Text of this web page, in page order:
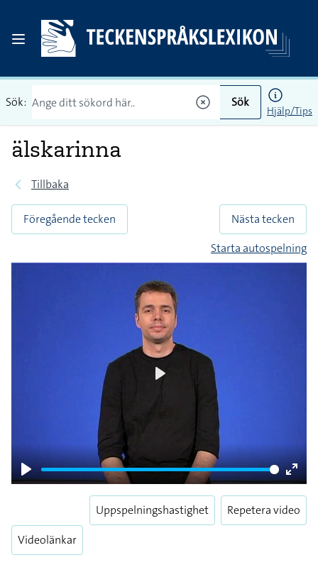
Sök: Sök
Hjälp/Tips
älskarinna
Tillbaka
Föregående tecken
Nästa tecken
Starta autospelning
Play
Enter
Videolänkar
Uppspelningshastighet Repetera video